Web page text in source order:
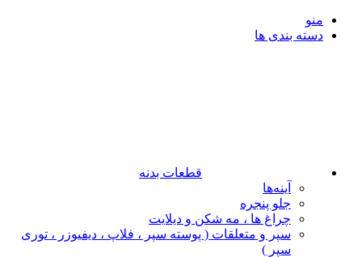
منو
دسته بندی ها
قطعات بدنه
آینه‌ها
جلو پنجره
چراغ‌ ها ، مه‌ شکن و دیلایت
سپر و متعلقات ( پوسته سپر ، فلاپ ، دیفیوزر ، توری
سپر )